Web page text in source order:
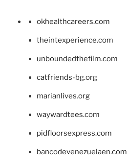
okhealthcareers.com
theintexperience.com
unboundedthefilm.com
catfriends-bg.org
marianlives.org
waywardtees.com
pidfloorsexpress.com
bancodevenezuelaen.com